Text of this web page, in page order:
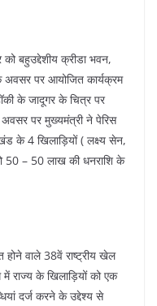
बहुउद्देशीय क्रीडा भवन,
अवसर पर आयोजित कार्यक्रम
के जादूगर के चित्र पर
अवसर पर मुख्यमंत्री ने पेरिस
के 4 खिलाड़ियों ( लक्ष्य सेन,
50 – 50 लाख की धनराशि के
वाले 38वें राष्ट्रीय खेल
में राज्य के खिलाड़ियों को एक
दर्ज करने के उद्देश्य से